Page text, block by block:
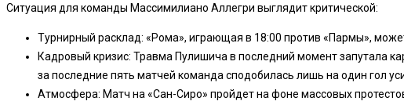
Ситуация для команды Массимилиано Аллегри выглядит критической:
Турнирный расклад: «Рома», играющая в 18:00 против «Пармы»,
Кадровый кризис: Травма Пулишича в последний момент запутала
за последние пять матчей команда сподобилась лишь на один гол
Атмосфера: Матч на «Сан-Сиро» пройдет на фоне массовых